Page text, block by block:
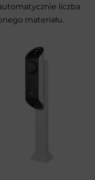
liczba
materiału.